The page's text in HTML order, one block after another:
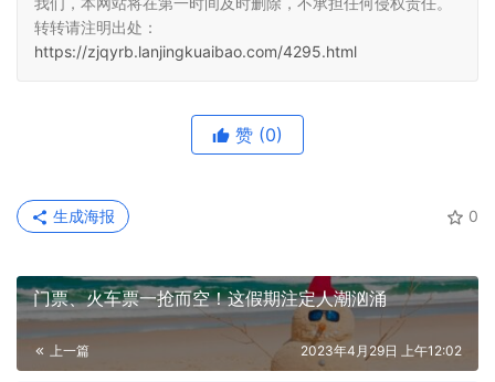
转转请注明出处：
https://zjqyrb.lanjingkuaibao.com/4295.html
赞 (0)
0
生成海报
门票、火车票一抢而空！这假期注定人潮汹涌
上一篇 2023年4月29日 上午12:02